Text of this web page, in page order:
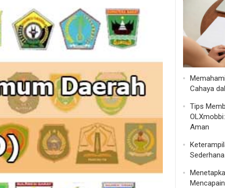
Cahaya
Tips
Aman